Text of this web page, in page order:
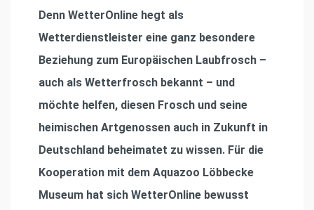
Denn WetterOnline hegt als
Wetterdienstleister eine ganz besondere
Beziehung zum Europäischen Laubfrosch –
auch als Wetterfrosch bekannt – und
möchte helfen, diesen Frosch und seine
heimischen Artgenossen auch in Zukunft in
Deutschland beheimatet zu wissen. Für die
Kooperation mit dem Aquazoo Löbbecke
Museum hat sich WetterOnline bewusst